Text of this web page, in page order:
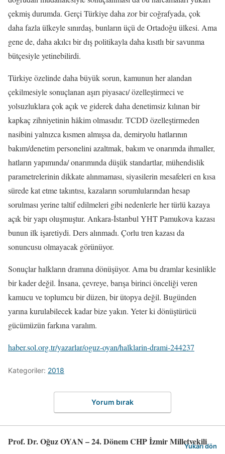
çekmiş durumda. Gerçi Türkiye daha zor bir coğrafyada, çok
daha fazla ülkeyle sınırdaş, bunların üçü de Ortadoğu ülkesi. Ama
gene de, daha akılcı bir dış politikayla daha kısıtlı bir savunma
bütçesiyle yetinebilirdi.
Türkiye özelinde daha büyük sorun, kamunun her alandan
çekilmesiyle sonuçlanan aşırı piyasacı/ özelleştirmeci ve
yolsuzluklara çok açık ve giderek daha denetimsiz kılınan bir
kapkaç zihniyetinin hâkim olmasıdır. TCDD özelleştirmeden
nasibini yalnızca kısmen almışsa da, demiryolu hatlarının
bakım/denetim personelini azaltmak, bakım ve onarımda ihmaller,
hatların yapımında/ onarımında düşük standartlar, mühendislik
parametrelerinin dikkate alınmaması, siyasilerin mesafeleri en kısa
sürede kat etme takıntısı, kazaların sorumlularından hesap
sorulması yerine taltif edilmeleri gibi nedenlerle her türlü kazaya
açık bir yapı oluşmuştur. Ankara-İstanbul YHT Pamukova kazası
bunun ilk işaretiydi. Ders alınmadı. Çorlu tren kazası da
sonuncusu olmayacak görünüyor.
Sonuçlar halkların dramına dönüşüyor. Ama bu dramlar kesinlikle
bir kader değil. İnsana, çevreye, barışa birinci önceliği veren
kamucu ve toplumcu bir düzen, bir ütopya değil. Bugünden
yarına kurulabilecek kadar bize yakın. Yeter ki dönüştürücü
gücümüzün farkına varalım.
haber.sol.org.tr/yazarlar/oguz-oyan/halklarin-drami-244237
Kategoriler: 2018
Yorum bırak
Prof. Dr. Oğuz OYAN – 24. Dönem CHP İzmir Milletvekili
Yukarı dön